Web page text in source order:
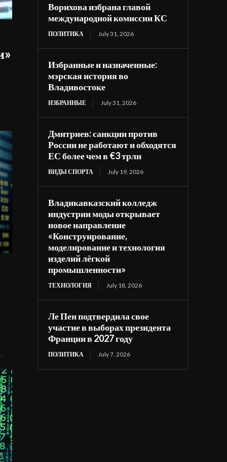
Ворихова избрана главой
международной комиссии КС
ПОЛИТИКА July 31, 2026
Избранные и назначенные:
мэрская история во
Владивостоке
ИЗБРАННЫЕ July 31, 2026
Дмитриев: санкции против
России не работают и обходятся
ЕС более чем в €3 трлн
ВИДЫ СПОРТА July 19, 2026
Владикавказский колледж
индустрии моды открывает
новое направление
«Конструирование,
моделирование и технология
изделий лёгкой
промышленности»
ТЕХНОЛОГИЯ July 18, 2026
Ле Пен подтвердила свое
участие в выборах президента
Франции в 2027 году
ПОЛИТИКА July 7, 2026